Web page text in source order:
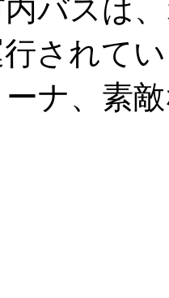
バスは
されて
ナ、素